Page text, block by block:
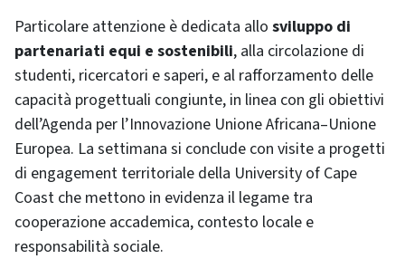
Particolare attenzione è dedicata allo sviluppo di
partenariati equi e sostenibili, alla circolazione di
studenti, ricercatori e saperi, e al rafforzamento delle
capacità progettuali congiunte, in linea con gli obiettivi
dell’Agenda per l’Innovazione Unione Africana–Unione
Europea. La settimana si conclude con visite a progetti
di engagement territoriale della University of Cape
Coast che mettono in evidenza il legame tra
cooperazione accademica, contesto locale e
responsabilità sociale.